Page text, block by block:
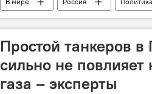
ООН
НАТО Сергей
Простой танкеров
сильно не
газа – эксперты